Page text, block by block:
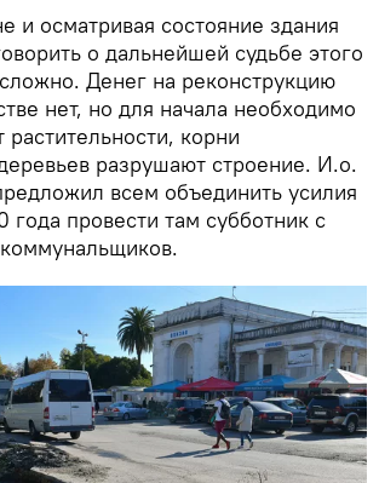
и осматривая состояние здания
о дальнейшей судьбе этого
Денег на реконструкцию
нет, но для начала необходимо
растительности, корни
разрушают строение. И.о.
всем объединить усилия
года провести там субботник с